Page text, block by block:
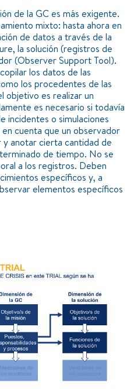
de la GC es más exigente.
mixto: hasta ahora en
de datos a través de la
la solución (registros de
(Observer Support Tool).
los datos de las
los procedentes de las
objetivo es realizar un
es necesario si todavía
incidentes o simulaciones
cuenta que un observador
anotar cierta cantidad de
de tiempo. No se
a los registros. Deben
específicos y, a
elementos específicos